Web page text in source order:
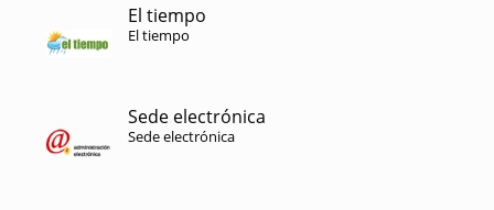
El tiempo
El tiempo
Sede electrónica
Sede electrónica